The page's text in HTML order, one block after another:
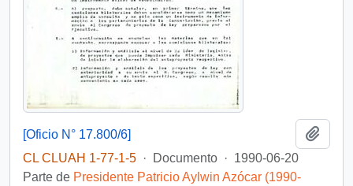
[Oficio N° 17.800/6]
CL CLUAH 1-77-1-5 · Documento · 1990-06-20
Parte de Presidente Patricio Aylwin Azócar (1990-